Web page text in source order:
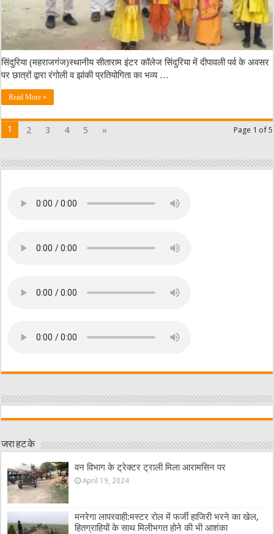
सिंदुरिया (महराजगंज)स्थानीय सीताराम इंटर कॉलेज सिंदुरिया में दीपावली पर्व के अवसर
पर छात्रों द्वारा रंगोली व झांकी प्रतियोगिता का भव्य …
Read More »
Page 1 of 5
1 2 3 4 5 »
जरा हट के
वन विभाग के ट्रेक्टर ट्राली मिला आरामसिन पर
April 19, 2024
मनरेगा लापरवाही:मस्टर रोल में फर्जी हाजिरी भरने का खेल,
हितग्राहियों के साथ मिलीभगत होने की भी आशंका